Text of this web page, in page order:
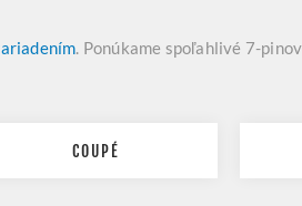
. Ponúkame spoľahlivé 7-
COUPÉ